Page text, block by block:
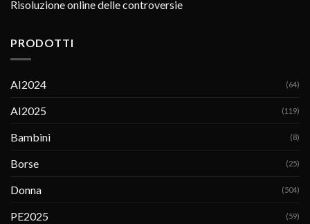
Risoluzione online delle controversie
PRODOTTI
AI2024 (64)
AI2025 (119)
Bambini (8)
Borse (25)
Donna (504)
PE2025 (59)